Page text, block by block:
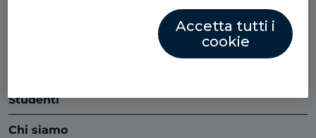
Studenti
Chi siamo
Accetta tutti i
cookie